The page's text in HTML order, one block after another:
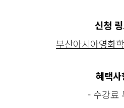
신청
부산아시아영화
혜택사
- 수강료